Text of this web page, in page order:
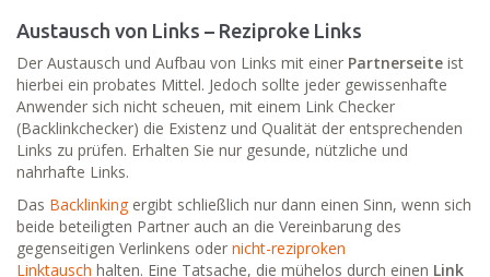
Austausch von Links – Reziproke Links
Der Austausch und Aufbau von Links mit einer Partnerseite ist
hierbei ein probates Mittel. Jedoch sollte jeder gewissenhafte
Anwender sich nicht scheuen, mit einem Link Checker
(Backlinkchecker) die Existenz und Qualität der entsprechenden
Links zu prüfen. Erhalten Sie nur gesunde, nützliche und
nahrhafte Links.
Das Backlinking ergibt schließlich nur dann einen Sinn, wenn sich
beide beteiligten Partner auch an die Vereinbarung des
gegenseitigen Verlinkens oder nicht-reziproken
Linktausch halten. Eine Tatsache, die mühelos durch einen Link